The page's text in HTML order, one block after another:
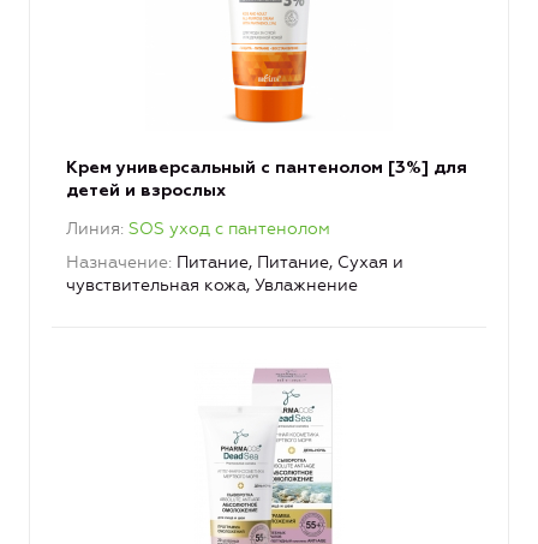
Крем универсальный с пантенолом [3%] для
детей и взрослых
Линия SOS уход с пантенолом
Назначение Питание, Питание, Сухая и
чувствительная кожа, Увлажнение